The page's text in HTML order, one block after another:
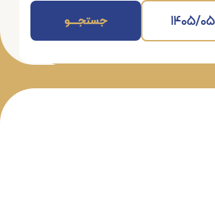
جستجــــــو